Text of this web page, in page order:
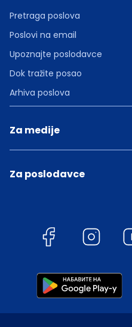
Pretraga poslova
Poslovi na email
Upoznajte poslodavce
Dok tražite posao
Arhiva poslova
Za medije
Za poslodavce